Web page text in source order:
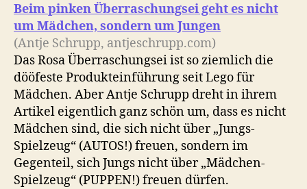
Beim pinken Überraschungsei geht es nicht
um Mädchen, sondern um Jungen
(Antje Schrupp, antjeschrupp.com)
Das Rosa Überraschungsei ist so ziemlich die
dööfeste Produkteinführung seit Lego für
Mädchen. Aber Antje Schrupp dreht in ihrem
Artikel eigentlich ganz schön um, dass es nicht
Mädchen sind, die sich nicht über „Jungs-
Spielzeug“ (AUTOS!) freuen, sondern im
Gegenteil, sich Jungs nicht über „Mädchen-
Spielzeug“ (PUPPEN!) freuen dürfen.